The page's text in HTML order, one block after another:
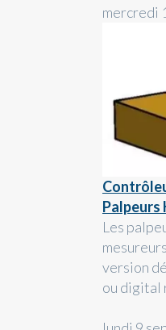
mercredi
Palpeurs
Les
version
ou digital